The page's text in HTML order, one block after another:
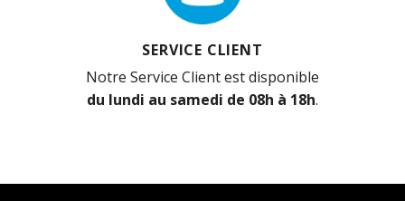
SERVICE CLIENT
Notre Service Client est disponible
du lundi au samedi de 08h à 18h.